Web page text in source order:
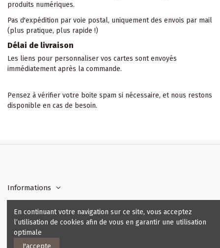
produits numériques.
Pas d'expédition par voie postal, uniquement des envois par mail
(plus pratique, plus rapide !)
Délai de livraison
Les liens pour personnaliser vos cartes sont envoyés
immédiatement après la commande.
Pensez à vérifier votre boite spam si nécessaire, et nous restons
disponible en cas de besoin.
Informations
Contactez-nous
En continuant votre navigation sur ce site, vous acceptez
l’utilisation de cookies afin de vous en garantir une utilisation
optimale
J'accepte